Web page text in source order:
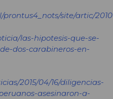
site/artic/
las-hipotesis-que-se-
dos-carabineros-en-
2015/04/16/diligencias-
asesinaron-a-